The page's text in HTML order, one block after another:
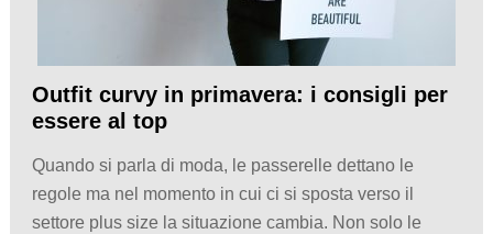
Outfit curvy in primavera: i consigli per
essere al top
Quando si parla di moda, le passerelle dettano le
regole ma nel momento in cui ci si sposta verso il
settore plus size la situazione cambia. Non solo le